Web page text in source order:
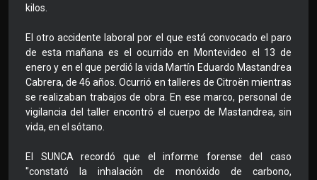
kilos.
El otro accidente laboral por el que está convocado el paro
de esta mañana es el ocurrido en Montevideo el 13 de
enero y en el que perdió la vida Martín Eduardo Mastandrea
Cabrera, de 46 años. Ocurrió en talleres de Citroën mientras
se realizaban trabajos de obra. En ese marco, personal de
vigilancia del taller encontró el cuerpo de Mastandrea, sin
vida, en el sótano.
El SUNCA recordó que el informe forense del caso
"constató la inhalación de monóxido de carbono,